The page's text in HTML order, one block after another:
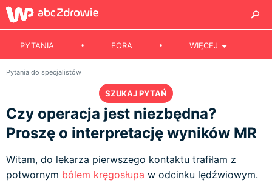
PYTANIA FORA WIĘCEJ
Pytania do specjalistów
SZUKAJ PYTAŃ
Czy operacja jest niezbędna?
Proszę o interpretację wyników MR
Witam, do lekarza pierwszego kontaktu trafiłam z
potwornym bólem kręgosłupa w odcinku lędźwiowym.